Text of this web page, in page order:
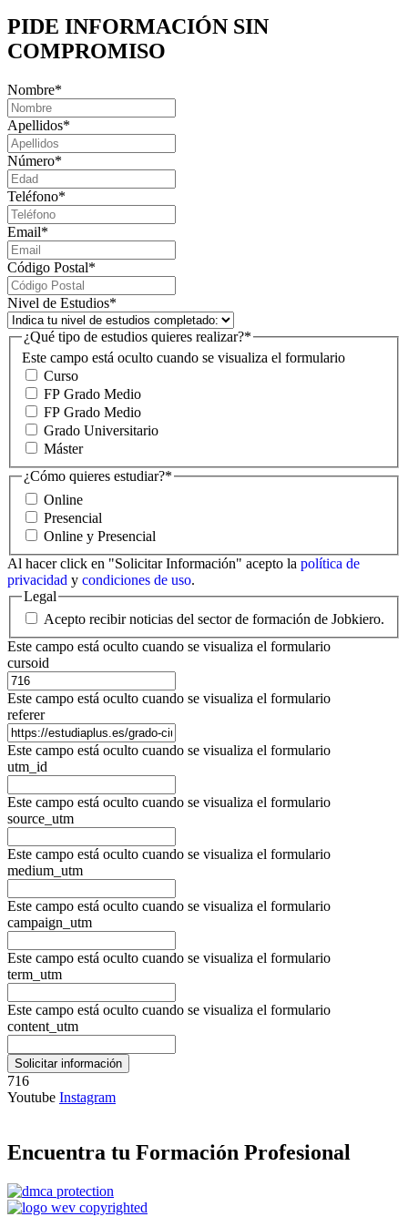
PIDE INFORMACIÓN SIN
COMPROMISO
Nombre*
Apellidos*
Número*
Teléfono*
Email*
Código Postal*
Nivel de Estudios*
Este campo está oculto cuando se visualiza el formulario
¿Qué tipo de estudios quieres realizar?*
Curso
FP Grado Medio
FP Grado Medio
Grado Universitario
Máster
¿Cómo quieres estudiar?*
Online
Presencial
Online y Presencial
Al hacer click en "Solicitar Información" acepto la política de
privacidad y condiciones de uso.
Legal
Acepto recibir noticias del sector de formación de Jobkiero.
Este campo está oculto cuando se visualiza el formulario
cursoid
Este campo está oculto cuando se visualiza el formulario
referer
Este campo está oculto cuando se visualiza el formulario
utm_id
Este campo está oculto cuando se visualiza el formulario
source_utm
Este campo está oculto cuando se visualiza el formulario
medium_utm
Este campo está oculto cuando se visualiza el formulario
campaign_utm
Este campo está oculto cuando se visualiza el formulario
term_utm
Este campo está oculto cuando se visualiza el formulario
content_utm
716
Youtube Instagram
Encuentra tu Formación Profesional